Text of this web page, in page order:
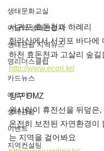
생태문화교실
이달의 생태관광지
생태관광 지역뉴스
영리더스클럽
카드뉴스
에코마마
생태관광
이벤트
지역컨설팅
서귀포 효돈천과 하례리
한라산에서 서귀포 바다에
하천 효돈천과 고살리 숲길
http://www.ecori.kr/
양구 DMZ
원시림이 휴전선을 뒤덮은,
온전히 보전된 자연환경이
는 지역을 걸어봐요